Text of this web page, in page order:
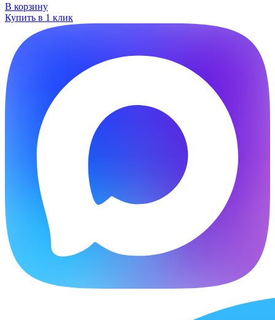
В корзину
Купить в 1 клик